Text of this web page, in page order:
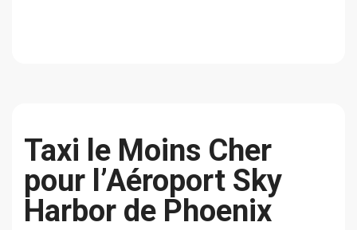
Taxi le Moins Cher
pour l’Aéroport Sky
Harbor de Phoenix